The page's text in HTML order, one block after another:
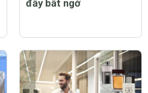
đầy bất ngờ